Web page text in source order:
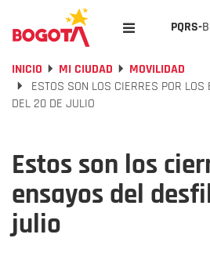
PQRS-
INICIO MI CIUDAD
MOVILIDAD
ESTOS SON LOS CIERRES POR
DEL 20 DE JULIO
Estos son los
ensayos del
julio